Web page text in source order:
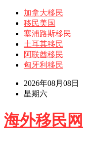
加拿大移民
移民美国
塞浦路斯移民
土耳其移民
阿联酋移民
匈牙利移民
2026年08月08日
星期六
海外移民网